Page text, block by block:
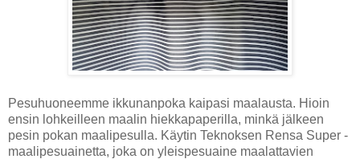
Pesuhuoneemme ikkunanpoka kaipasi maalausta. Hioin
ensin lohkeilleen maalin hiekkapaperilla, minkä jälkeen
pesin pokan maalipesulla. Käytin Teknoksen Rensa Super -
maalipesuainetta, joka on yleispesuaine maalattavien